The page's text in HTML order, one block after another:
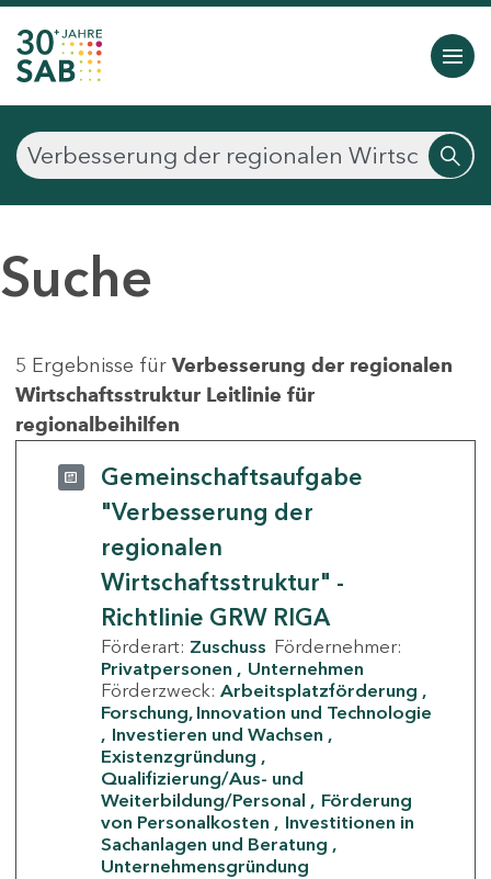
Suche
5 Ergebnisse für Verbesserung der regionalen
Wirtschaftsstruktur Leitlinie für
regionalbeihilfen
Gemeinschaftsaufgabe
"Verbesserung der
regionalen
Wirtschaftsstruktur" -
Richtlinie GRW RIGA
Förderart: Zuschuss Fördernehmer:
Privatpersonen
Unternehmen
Förderzweck: Arbeitsplatzförderung
Forschung, Innovation und Technologie
Investieren und Wachsen
Existenzgründung
Qualifizierung/Aus- und
Weiterbildung/Personal
Förderung
von Personalkosten
Investitionen in
Sachanlagen und Beratung
Unternehmensgründung